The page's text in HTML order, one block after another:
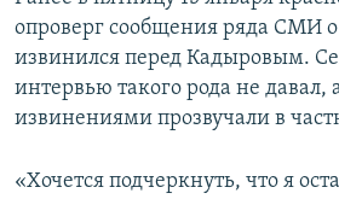
опроверг сообщения ряда СМИ
извинился перед Кадыровым.
интервью такого рода не давал,
извинениями прозвучали в
«Хочется подчеркнуть, что я